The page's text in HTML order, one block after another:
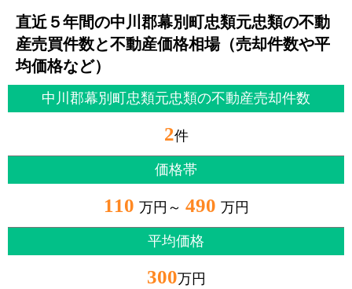
直近５年間の中川郡幕別町忠類元忠類の不動
産売買件数と不動産価格相場（売却件数や平
均価格など）
中川郡幕別町忠類元忠類の不動産売却件数
2件
価格帯
110 万円～ 490 万円
平均価格
300万円